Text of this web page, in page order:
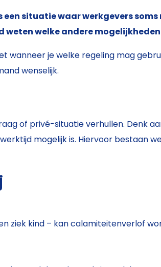
een situatie waar werkgevers
welke andere mogelijkheden
je welke regeling mag
wenselijk.
of privé-situatie verhullen. Denk
mogelijk is. Hiervoor bestaan
ziek kind – kan calamiteitenverlof